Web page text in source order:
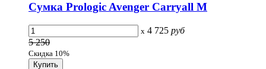
Сумка Prologic Avenger Carryall M
x 4 725 руб
5 250
Скидка 10%